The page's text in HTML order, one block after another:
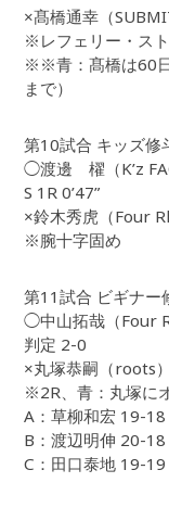
×髙橋通幸（
※レフェリー・ス
※※青：髙橋は60
まで）
第10試合 キッズ
◯渡邊 櫂（K’z
S 1R 0’47”
×鈴木秀虎（Four
※腕十字固め
第11試合 ビギナ
◯中山拓哉（Four
判定 2-0
×丸塚恭嗣（roots）
※2R、青：丸塚に
A：草柳和宏 19-18
B：渡辺明伸 20-
C：田口泰地 19-